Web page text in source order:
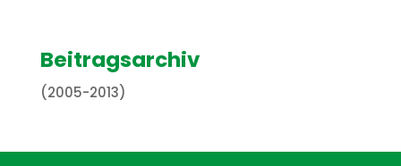
Beitragsarchiv
(2005-2013)